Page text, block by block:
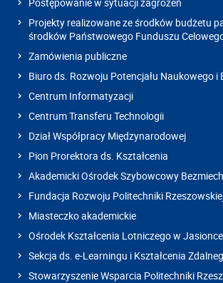
Projekty realizowane ze środków budżetu
środków Państwowego Funduszu
Zamówienia publiczne
Biuro ds. Rozwoju Potencjału Naukowego i
Centrum Informatyzacji
Centrum Transferu Technologii
Dział Współpracy Międzynarodowej
Pion Prorektora ds. Kształcenia
Akademicki Ośrodek Szybowcowy
Fundacja Rozwoju Politechniki
Miasteczko akademickie
Ośrodek Kształcenia Lotniczego w Jasionce
Sekcja ds. e-Learningu i Kształcenia
Stowarzyszenie Wsparcia Politechniki